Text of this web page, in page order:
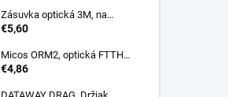
Zásuvka optická 3M, na
omítku hybridní, 8686,
€5,60
Micos ORM2, optická FTTH
zásuvka, 2x SC simplex
€4,86